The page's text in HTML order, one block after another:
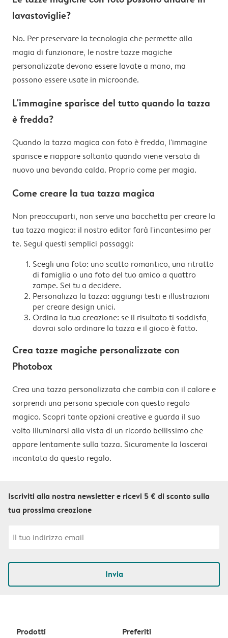
lavastoviglie?
No. Per preservare la tecnologia che permette alla
magia di funzionare, le nostre tazze magiche
personalizzate devono essere lavate a mano, ma
possono essere usate in microonde.
L'immagine sparisce del tutto quando la tazza
è fredda?
Quando la tazza magica con foto è fredda, l'immagine
sparisce e riappare soltanto quando viene versata di
nuovo una bevanda calda. Proprio come per magia.
Come creare la tua tazza magica
Non preoccuparti, non serve una bacchetta per creare la
tua tazza magica: il nostro editor farà l'incantesimo per
te. Segui questi semplici passaggi:
Scegli una foto: uno scatto romantico, una ritratto
di famiglia o una foto del tuo amico a quattro
zampe. Sei tu a decidere.
Personalizza la tazza: aggiungi testi e illustrazioni
per creare design unici.
Ordina la tua creazione: se il risultato ti soddisfa,
dovrai solo ordinare la tazza e il gioco è fatto.
Crea tazze magiche personalizzate con
Photobox
Crea una tazza personalizzata che cambia con il calore e
sorprendi una persona speciale con questo regalo
magico. Scopri tante opzioni creative e guarda il suo
volto illuminarsi alla vista di un ricordo bellissimo che
appare lentamente sulla tazza. Sicuramente la lascerai
incantata da questo regalo.
Iscriviti alla nostra newsletter e ricevi 5 € di sconto sulla
tua prossima creazione
Invia
Prodotti Preferiti